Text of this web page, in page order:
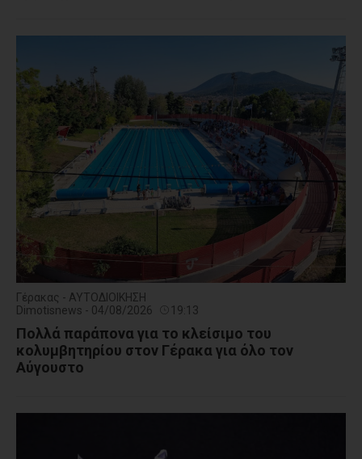
Γέρακας - ΑΥΤΟΔΙΟΙΚΗΣΗ
Dimotisnews - 04/08/2026
19:13
Πολλά παράπονα για το κλείσιμο του
κολυμβητηρίου στον Γέρακα για όλο τον
Αύγουστο